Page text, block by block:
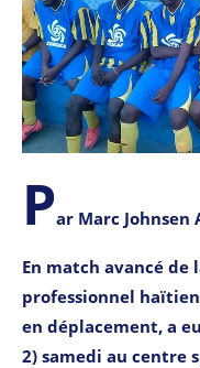
Par Marc Johnsen
En match avancé
professionnel
en déplacement, a
2) samedi au centre